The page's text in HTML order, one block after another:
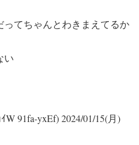
てちゃんとわきまえてるか
い
W 91fa-yxEf)2024/01/15(月)